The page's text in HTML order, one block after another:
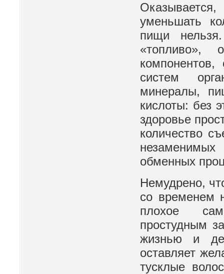
уменьшать
пищи
«топливо»,
систем
минералы,
кислоты: без
здоровье
количество
обменных
Немудрено,
со временем
плохое
простудным
жизнью и
оставляет
тусклые